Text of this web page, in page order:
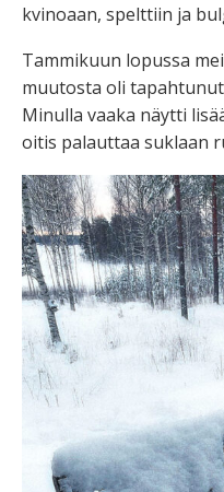
kvinoaan, spelttiin ja
Tammikuun lopussa
muutosta oli
Minulla vaaka näytti
oitis palauttaa suklaan